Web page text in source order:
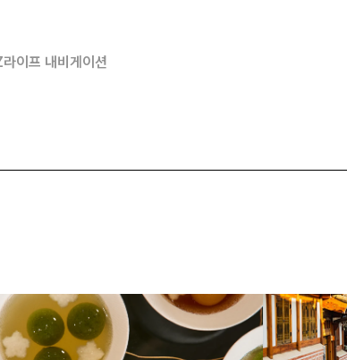
라이프 내비게이션